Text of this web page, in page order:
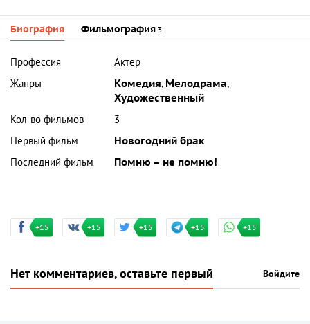
Биография Фильмография 3
Профессия
Актер
Жанры
Комедия, Мелодрама,
Художественный
Кол-во фильмов
3
Первый фильм
Новогодний брак
Последний фильм
Помню – не помню!
+15 +15 +15 +15 +15
Нет комментариев, оставьте первый Войдите